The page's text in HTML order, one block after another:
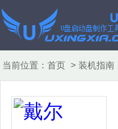
当前位置： 首页 > 装机指南